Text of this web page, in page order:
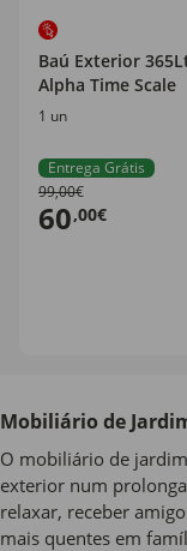
Baú Exterior
Alpha Time Scale
1 un
Entrega Grátis
99,00€
60,00€
Mobiliário de
O mobiliário de
exterior num
relaxar, receber
mais quentes em